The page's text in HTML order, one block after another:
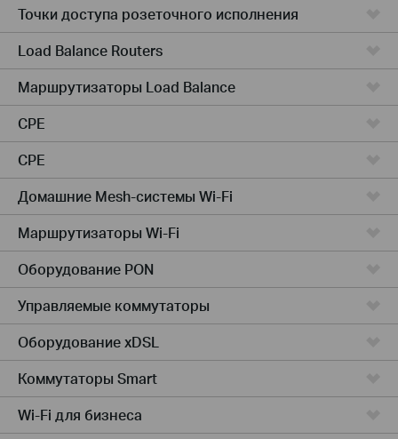
Точки доступа розеточного исполнения
Load Balance Routers
Маршрутизаторы Load Balance
CPE
CPE
Домашние Mesh-системы Wi-Fi
Маршрутизаторы Wi-Fi
Оборудование PON
Управляемые коммутаторы
Оборудование xDSL
Коммутаторы Smart
Wi-Fi для бизнеса